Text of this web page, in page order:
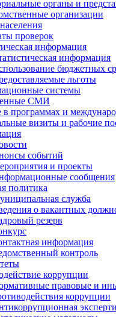
органы и
организации
проверок
информация
информация
бюджетных
льготы
системы
СМИ
в программах и
визиты и рабочие
событий
и проекты
сообщения
политика
служба
о вакантных
резерв
информация
контроль
коррупции
правовые и
коррупции